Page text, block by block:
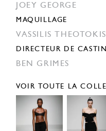
JOEY GEORGE
MAQUILLAGE
VASSILIS THEOTOKIS
DIRECTEUR DE
BEN GRIMES
VOIR TOUTE LA